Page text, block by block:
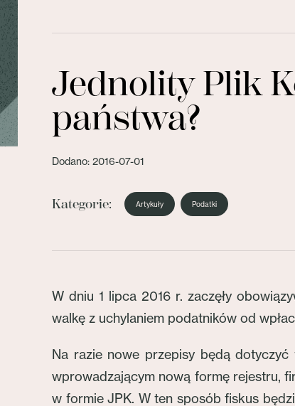
Jednolity Plik
państwa?
Dodano: 2016-07-01
Kategorie: Artykuły Podatki
W dniu 1 lipca 2016 r. zaczęły
walkę z uchylaniem podatników od
Na razie nowe przepisy będą dotyczyć
wprowadzającym nową formę rejestru,
w formie JPK. W ten sposób fiskus